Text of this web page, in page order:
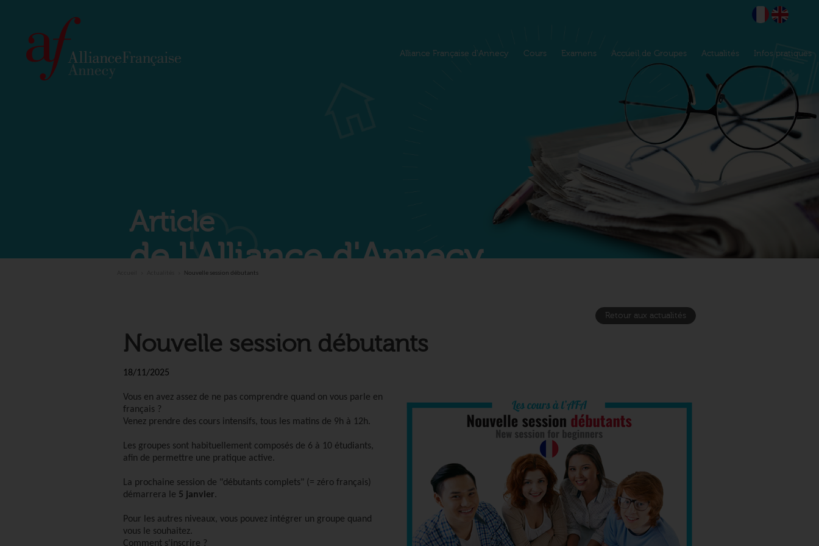
Alliance Française d'Annecy Cours Examens Accueil de Groupes Actualités Infos pratiques
Article
de l'Alliance d'Annecy
Nouvelle session débutants
Retour aux actualités
Nouvelle session débutants
18/11/2025
Vous en avez assez de ne pas comprendre quand on vous parle en
français ?
Venez prendre des cours intensifs, tous les matins de 9h à 12h.
Les groupes sont habituellement composés de 6 à 10 étudiants,
afin de permettre une pratique active.
La prochaine session de "débutants complets" (= zéro français)
démarrera le 5 janvier.
Pour les autres niveaux, vous pouvez intégrer un groupe quand
vous le souhaitez.
Comment s'inscrire ?